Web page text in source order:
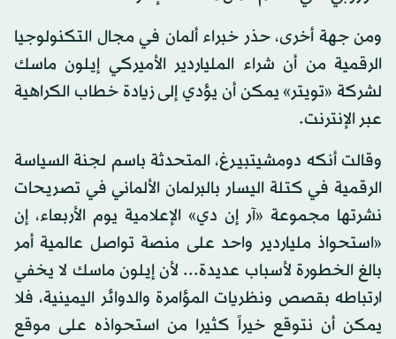
ومن جهة أخرى، حذر خبراء ألمان في مجال التكنولوجيا
الرقمية من أن شراء الملياردير الأميركي إيلون ماسك
لشركة «تويتر» يمكن أن يؤدي إلى زيادة خطاب الكراهية
عبر الإنترنت.
وقالت أنكه دومشيتبيرغ، المتحدثة باسم لجنة السياسة
الرقمية في كتلة اليسار بالبرلمان الألماني في تصريحات
نشرتها مجموعة «آر إن دي» الإعلامية يوم الأربعاء، إن
«استحواذ ملياردير واحد على منصة تواصل عالمية أمر
بالغ الخطورة لأسباب عديدة... لأن إيلون ماسك لا يخفي
ارتباطه بقصص ونظريات المؤامرة والدوائر اليمينية، فلا
يمكن أن نتوقع خيراً كثيرا من استحواذه على موقع